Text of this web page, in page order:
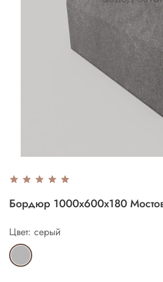
Бордюр 1000х600х180
Цвет: серый